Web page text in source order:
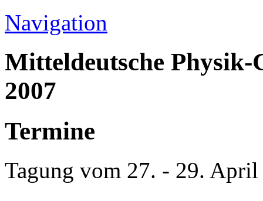
Navigation
Mitteldeutsche Physik-
2007
Termine
Tagung vom 27. - 29.